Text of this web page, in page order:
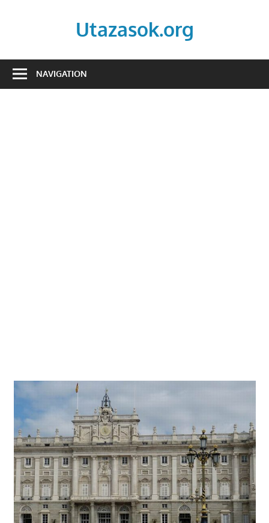
Utazasok.org
NAVIGATION